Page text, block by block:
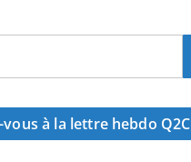
à la lettre hebdo Q2C